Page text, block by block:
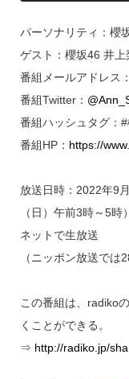
パーソナリティ：櫻
ゲスト：櫻坂46 井上
番組メールアドレス
番組Twitter：
番組ハッシュタグ：
番組HP： https://
放送日時：2022年9
（日）午前3時～5
ネットで生放送
（ニッポン放送では
この番組は、radiko
くことができる。
⇒ http://radiko.jp/